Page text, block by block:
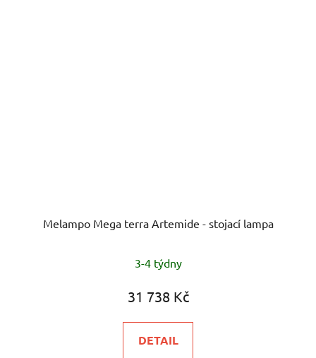
Melampo Mega terra Artemide - stojací lampa
3-4 týdny
31 738 Kč
DETAIL